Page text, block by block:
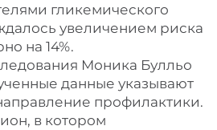
гликемического
увеличением риска
на 14%.
Моника Булльо
данные указывают
профилактики.
в котором